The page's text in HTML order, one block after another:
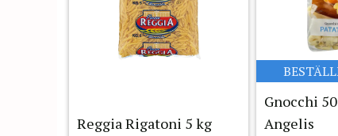
Reggia Rigatoni 5 kg
Gnocchi
Angelis